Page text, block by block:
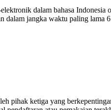
dalam bahasa Indonesia
dalam jangka waktu paling lama
pihak ketiga yang